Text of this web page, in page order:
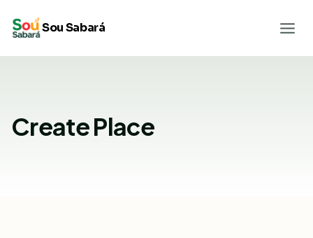
para
Sou Sabará
Create Place